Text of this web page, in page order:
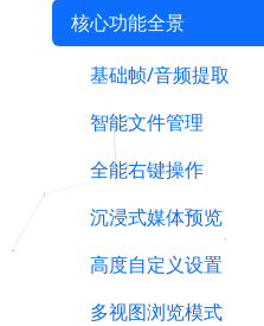
核心功能全景
基础帧/音频提取
智能文件管理
全能右键操作
沉浸式媒体预览
高度自定义设置
多视图浏览模式